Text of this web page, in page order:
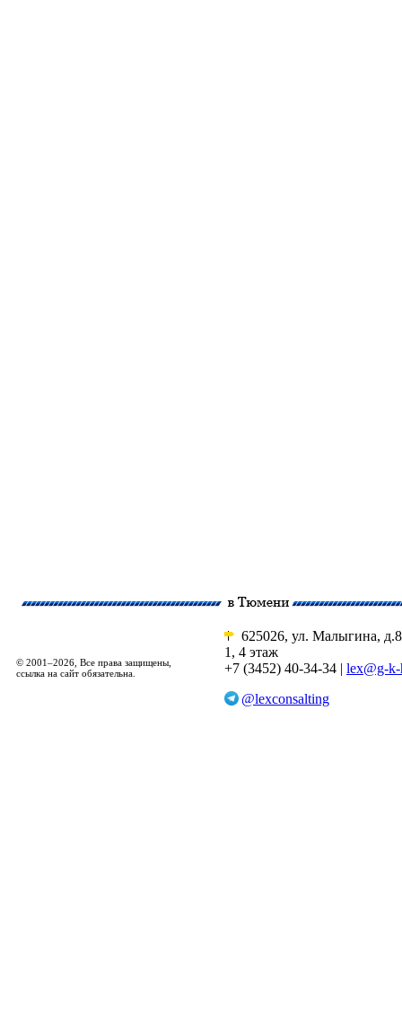
© 2001–2026, Все права защищены,
ссылка на сайт обязательна.
625026, ул. Малыгина,
1, 4 этаж
+7 (3452) 40-34-34 | lex@g-
@lexconsalting